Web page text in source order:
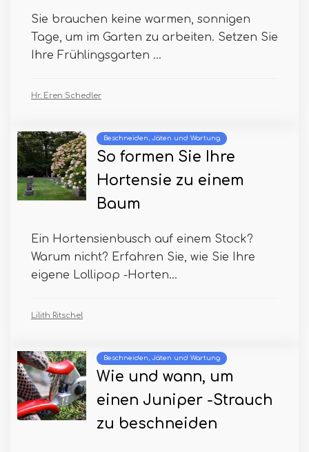
Sie brauchen keine warmen, sonnigen
Tage, um im Garten zu arbeiten. Setzen Sie
Ihre Frühlingsgarten ...
Hr. Eren Schedler
Beschneiden, Jäten und Wartung
So formen Sie Ihre
Hortensie zu einem
Baum
Ein Hortensienbusch auf einem Stock?
Warum nicht? Erfahren Sie, wie Sie Ihre
eigene Lollipop -Horten...
Lilith Ritschel
Beschneiden, Jäten und Wartung
Wie und wann, um
einen Juniper -Strauch
zu beschneiden